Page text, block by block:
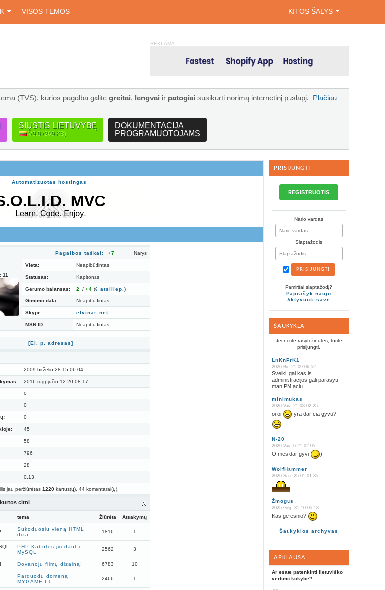
VISOS TEMOS KITOS ŠALYS
REKLAMA
(TVS), kurios pagalba galite greitai, lengvai ir patogiai susikurti norimą internetinį puslapį. Plačiau
SIŲSTIS LIETUVYBĘ
V9.0 (269 KB)
DOKUMENTACIJA
PROGRAMUOTOJAMS
PRISIJUNGTI
REGISTRUOTIS
Nario vardas
Slaptažodis
Pamiršai slaptažodį?
Paprašyk naujo
Aktyvuoti save
ŠAUKYKLA
Jei norite rašyti žinutes, turite
prisijungti.
LnKnPrK1
2026 Bir. 21 09:06:52
Sveiki, gal kas is
administracijos gali parasyti
man PM,aciu
minimukas
2026 Vas. 21 08:02:25
oi oi yra dar cia gyvu?
N-20
2026 Vas. 6 21:02:05
O mes dar gyvi )
WolfHammer
2026 Sau. 25 01:01:35
Žmogus
2025 Geg. 31 10:05:18
Kas geresnio?
Šaukyklos archyvas
APKLAUSA
Ar esate patenkinti lietuviško
vertimo kokybe?
Automatizuotas hostingas
Pagalbos taškai: +7 Narys
11
Vieta: Neapibūdintas
Statusas: Kapitonas
Gerumo balansas: 2 / +4 (6 atsiliep. )
Gimimo data: Neapibūdintas
Skype: elvinas.net
MSN ID: Neapibūdintas
[El. p. adresas]
2009 birželio 28 15:06:04
2016 rugpjūčio 12 20:08:17
0
0
0
45
58
796
28
0.13
jau peržiūrėtas 1220 kartus(ų). 44 komentarai(ų).
citni
tema Žiūrėta Atsakymų
Sukoduosiu vieną HTML
diza...
1816 1
PHP Kabutės įvedant į
MySQL
2562 3
Dovanoju filmų dizainą! 6783 10
Parduodu domeną
MYGAME.LT
2466 1